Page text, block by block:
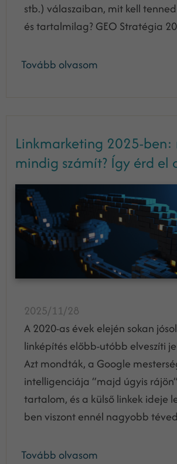
stb.) válaszaiban, mit kell
és tartalmilag? GEO Stratégia
Tovább olvasom
Linkmarketing 2025-ben:
mindig számít? Így érd el
2025/11/28
A 2020-as évek elején sokan
linképítés előbb-utóbb elveszíti
Azt mondták, a Google
intelligenciája “majd úgyis
tartalom, és a külső linkek ideje
ben viszont ennél nagyobb
Tovább olvasom